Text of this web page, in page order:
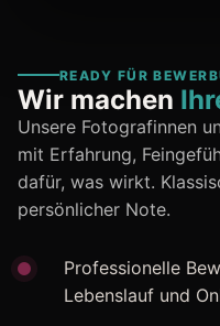
READY FÜR
Wir machen
Unsere Fotografinnen
mit Erfahrung,
dafür, was wirkt.
persönlicher Note.
Professionelle
Lebenslauf und